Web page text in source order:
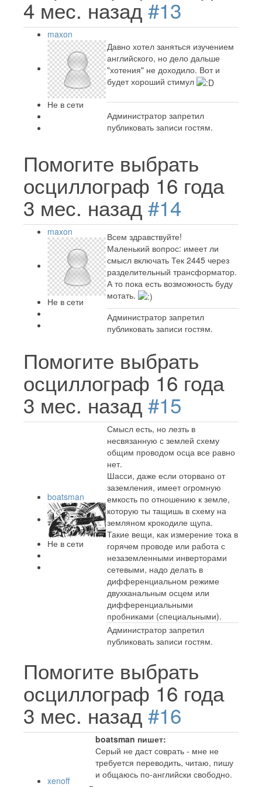
4 мес. назад #13
maxon
Не в сети
Давно хотел заняться изучением
английского, но дело дальше
"хотения" не доходило. Вот и
будет хороший стимул
Администратор запретил
публиковать записи гостям.
Помогите выбрать
осциллограф 16 года
3 мес. назад #14
maxon
Не в сети
Всем здравствуйте!
Маленький вопрос: имеет ли
смысл включать Тек 2445 через
разделительный трансформатор.
А то пока есть возможность буду
мотать.
Администратор запретил
публиковать записи гостям.
Помогите выбрать
осциллограф 16 года
3 мес. назад #15
boatsman
Не в сети
Смысл есть, но лезть в
несвязанную с землей схему
общим проводом осца все равно
нет.
Шасси, даже если оторвано от
заземления, имеет огромную
емкость по отношению к земле,
которую ты тащишь в схему на
земляном крокодиле щупа.
Такие вещи, как измерение тока в
горячем проводе или работа с
незаземленными инверторами
сетевыми, надо делать в
дифференциальном режиме
двухканальным осцем или
дифференциальными
пробниками (специальными).
Администратор запретил
публиковать записи гостям.
Помогите выбрать
осциллограф 16 года
3 мес. назад #16
xenoff
boatsman пишет:
Серый не даст соврать - мне не
требуется переводить, читаю, пишу
и общаюсь по-английски свободно.